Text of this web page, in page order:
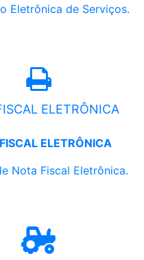
Eletrônica de Serviços.
ELETRÔNICA
ELETRÔNICA
Nota Fiscal Eletrônica.